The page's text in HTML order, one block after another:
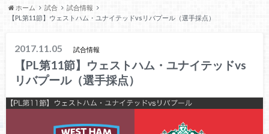
ホーム 試合
試合情報
【PL第11節】ウェストハム・ユナイテッドvsリバプール（選手採点）
2017.11.05 試合情報
【PL第11節】ウェストハム・ユナイテッドvs
リバプール（選手採点）